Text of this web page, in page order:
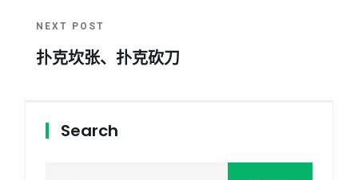
NEXT POST
扑克坎张、扑克砍刀
Search